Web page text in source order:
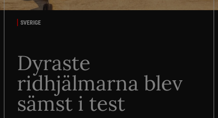
SVERIGE
Dyraste
ridhjälmarna blev
sämst i test